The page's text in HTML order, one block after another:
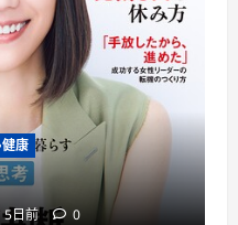
健康
5日前 0